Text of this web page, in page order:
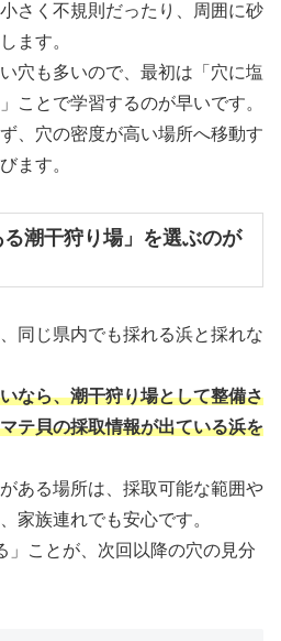
さく不規則だったり、周囲に砂
ます。
穴も多いので、最初は「穴に塩
ことで学習するのが早いです。
、穴の密度が高い場所へ移動す
ます。
潮干狩り場」を選ぶのが
同じ県内でも採れる浜と採れな
なら、潮干狩り場として整備さ
テ貝の採取情報が出ている浜を
ある場所は、採取可能な範囲や
家族連れでも安心です。
」ことが、次回以降の穴の見分